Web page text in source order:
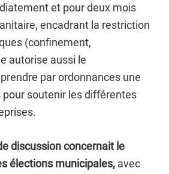
et pour deux mois
encadrant la restriction
(confinement,
autorise aussi le
par ordonnances une
pour soutenir les différentes
discussion concernait le
élections municipales, avec